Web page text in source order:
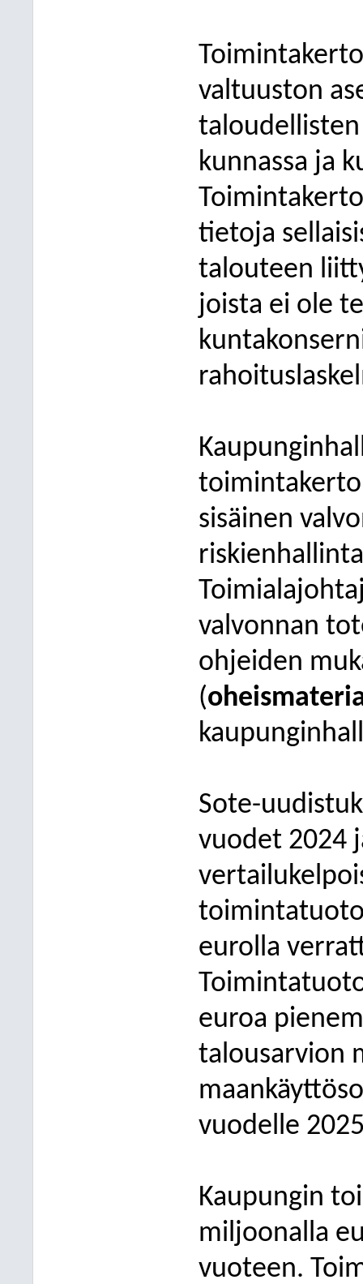
valtuuston
kunnassa ja
tietoja
talouteen
joista ei ole
sisäinen
valvonnan
ohjeiden
(
Sote-
vuodet 2024
eurolla
euroa
talousarvion
vuodelle
Kaupungin
miljoonalla
vuoteen.